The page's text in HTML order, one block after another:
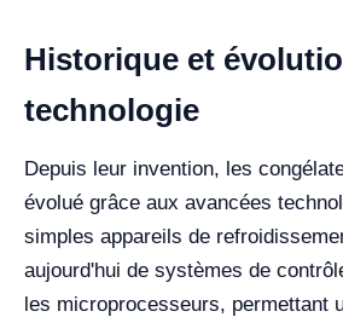
Historique et
technologie
Depuis leur invention, les
évolué grâce aux avancées
simples appareils de
aujourd'hui de systèmes de
les microprocesseurs, permettant